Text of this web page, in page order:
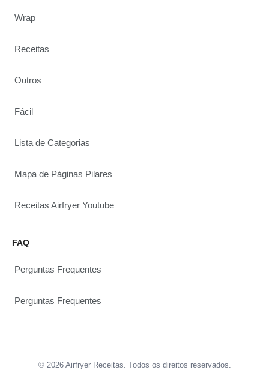
Wrap
Receitas
Outros
Fácil
Lista de Categorias
Mapa de Páginas Pilares
Receitas Airfryer Youtube
FAQ
Perguntas Frequentes
Perguntas Frequentes
© 2026 Airfryer Receitas. Todos os direitos reservados.